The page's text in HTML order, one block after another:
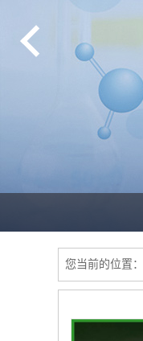
您当前的位置：